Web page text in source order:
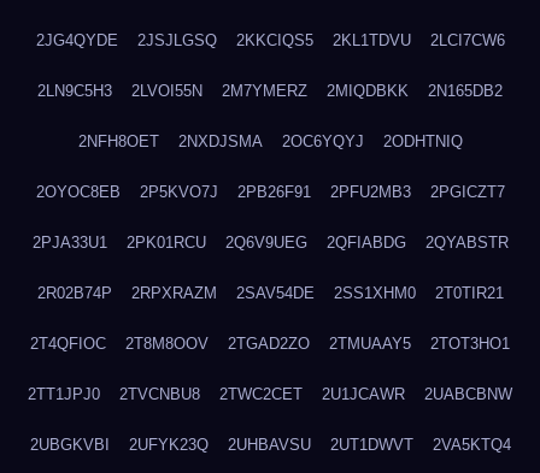
2JG4QYDE 2JSJLGSQ 2KKCIQS5 2KL1TDVU 2LCI7CW6
2LN9C5H3 2LVOI55N 2M7YMERZ 2MIQDBKK 2N165DB2
2NFH8OET 2NXDJSMA 2OC6YQYJ 2ODHTNIQ
2OYOC8EB 2P5KVO7J 2PB26F91 2PFU2MB3 2PGICZT7
2PJA33U1 2PK01RCU 2Q6V9UEG 2QFIABDG 2QYABSTR
2R02B74P 2RPXRAZM 2SAV54DE 2SS1XHM0 2T0TIR21
2T4QFIOC 2T8M8OOV 2TGAD2ZO 2TMUAAY5 2TOT3HO1
2TT1JPJ0 2TVCNBU8 2TWC2CET 2U1JCAWR 2UABCBNW
2UBGKVBI 2UFYK23Q 2UHBAVSU 2UT1DWVT 2VA5KTQ4